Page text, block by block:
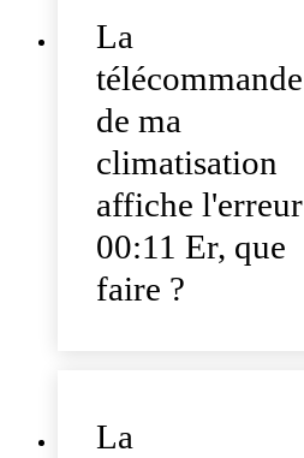
La
télécommande
de ma
climatisation
affiche l'erreur
00:11 Er, que
faire ?
La